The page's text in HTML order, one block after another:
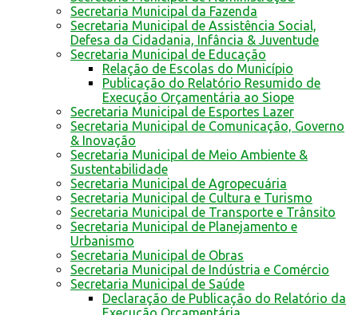
Secretaria Municipal da Fazenda
Secretaria Municipal de Assistência Social,
Defesa da Cidadania, Infância & Juventude
Secretaria Municipal de Educação
Relação de Escolas do Município
Publicação do Relatório Resumido de
Execução Orçamentária ao Siope
Secretaria Municipal de Esportes Lazer
Secretaria Municipal de Comunicação, Governo
& Inovação
Secretaria Municipal de Meio Ambiente &
Sustentabilidade
Secretaria Municipal de Agropecuária
Secretaria Municipal de Cultura e Turismo
Secretaria Municipal de Transporte e Trânsito
Secretaria Municipal de Planejamento e
Urbanismo
Secretaria Municipal de Obras
Secretaria Municipal de Indústria e Comércio
Secretaria Municipal de Saúde
Declaração de Publicação do Relatório da